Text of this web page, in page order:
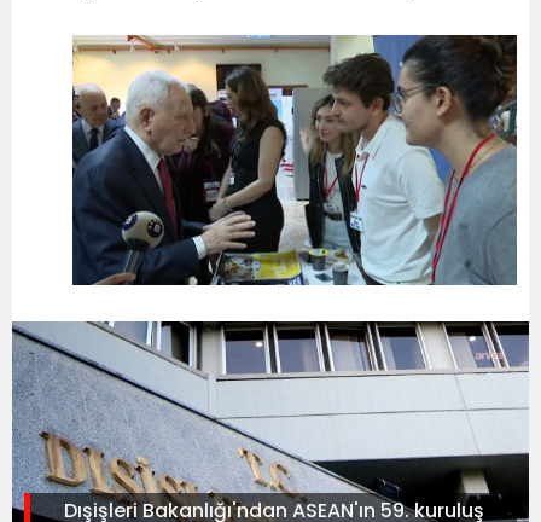
Dışişleri Bakanlığı'ndan ASEAN'ın 59. kuruluş